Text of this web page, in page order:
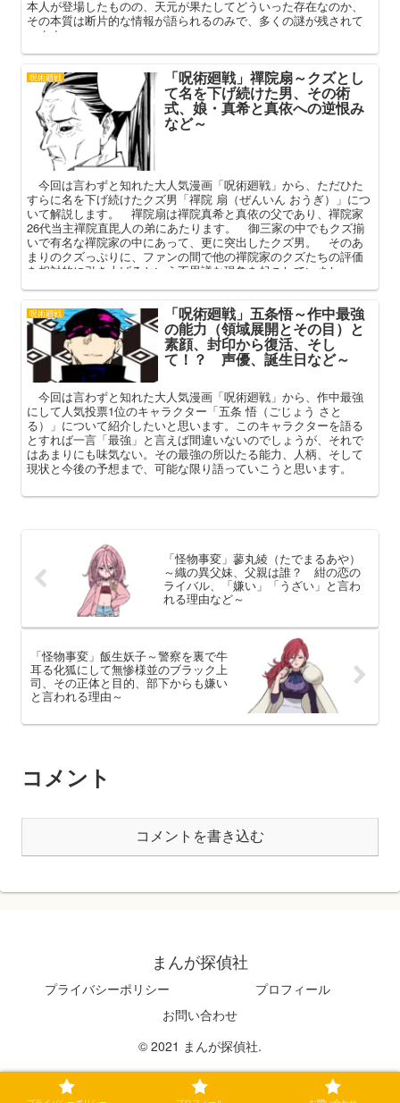
本人が登場したものの、天元が果たしてどういった存在なのか、
その本質は断片的な情報が語られるのみで、多くの謎が残されて
います。
呪術廻戦 「呪術廻戦」禪院扇～クズとし
て名を下げ続けた男、その術
式、娘・真希と真依への逆恨み
など～
今回は言わずと知れた大人気漫画「呪術廻戦」から、ただひた
すらに名を下げ続けたクズ男「禪院 扇（ぜんいん おうぎ）」につ
いて解説します。 禪院扇は禪院真希と真依の父であり、禪院家
26代当主禪院直毘人の弟にあたります。 御三家の中でもクズ揃
いで有名な禪院家の中にあって、更に突出したクズ男。 そのあ
まりのクズっぷりに、ファンの間で他の禪院家のクズたちの評価
を相対的に引き上げるという不思議な現象を起こしていまし
呪術廻戦 「呪術廻戦」五条悟～作中最強
の能力（領域展開とその目）と
素顔、封印から復活、そし
て！？ 声優、誕生日など～
今回は言わずと知れた大人気漫画「呪術廻戦」から、作中最強
にして人気投票1位のキャラクター「五条 悟（ごじょう さと
る）」について紹介したいと思います。このキャラクターを語る
とすれば一言「最強」と言えば間違いないのでしょうが、それで
はあまりにも味気ない。その最強の所以たる能力、人柄、そして
現状と今後の予想まで、可能な限り語っていこうと思います。
「怪物事変」蓼丸綾（たでまるあや）
～織の異父妹、父親は誰？ 紺の恋の
ライバル、「嫌い」「うざい」と言わ
れる理由など～
「怪物事変」飯生妖子～警察を裏で牛
耳る化狐にして無惨様並のブラック上
司、その正体と目的、部下からも嫌い
と言われる理由～
コメント
コメントを書き込む
まんが探偵社
プライバシーポリシー
プロフィール
お問い合わせ
© 2021 まんが探偵社.